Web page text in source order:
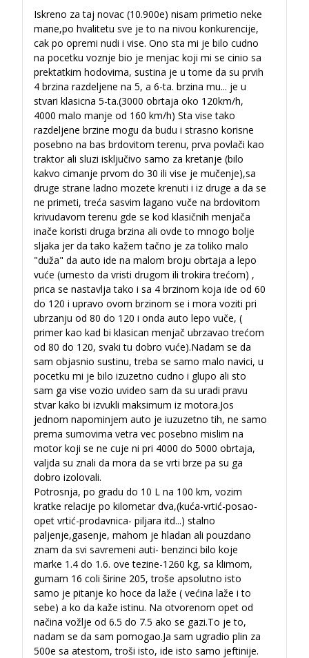
Iskreno za taj novac (10.900e) nisam primetio neke
mane,po hvalitetu sve je to na nivou konkurencije,
cak po opremi nudi i vise. Ono sta mi je bilo cudno
na pocetku voznje bio je menjac koji mi se cinio sa
prektatkim hodovima, sustina je u tome da su prvih
4 brzina razdeljene na 5, a 6-ta. brzina mu... je u
stvari klasicna 5-ta.(3000 obrtaja oko 120km/h,
4000 malo manje od 160 km/h) Sta vise tako
razdeljene brzine mogu da budu i strasno korisne
posebno na bas brdovitom terenu, prva povlači kao
traktor ali sluzi isključivo samo za kretanje (bilo
kakvo cimanje prvom do 30 ili vise je mučenje),sa
druge strane ladno mozete krenuti i iz druge a da se
ne primeti, treća sasvim lagano vuče na brdovitom
krivudavom terenu gde se kod klasičnih menjača
inače koristi druga brzina ali ovde to mnogo bolje
sljaka jer da tako kažem tačno je za toliko malo
"duža" da auto ide na malom broju obrtaja a lepo
vuće (umesto da vristi drugom ili trokira trećom) ,
prica se nastavlja tako i sa 4 brzinom koja ide od 60
do 120 i upravo ovom brzinom se i mora voziti pri
ubrzanju od 80 do 120 i onda auto lepo vuče, (
primer kao kad bi klasican menjač ubrzavao trećom
od 80 do 120, svaki tu dobro vuće).Nadam se da
sam objasnio sustinu, treba se samo malo navici, u
pocetku mi je bilo izuzetno cudno i glupo ali sto
sam ga vise vozio uvideo sam da su uradi pravu
stvar kako bi izvukli maksimum iz motora.Jos
jednom napominjem auto je iuzuzetno tih, ne samo
prema sumovima vetra vec posebno mislim na
motor koji se ne cuje ni pri 4000 do 5000 obrtaja,
valjda su znali da mora da se vrti brze pa su ga
dobro izolovali.
Potrosnja, po gradu do 10 L na 100 km, vozim
kratke relacije po kilometar dva,(kuća-vrtić-posao-
opet vrtić-prodavnica- piljara itd...) stalno
paljenje,gasenje, mahom je hladan ali pouzdano
znam da svi savremeni auti- benzinci bilo koje
marke 1.4 do 1.6. ove tezine-1260 kg, sa klimom,
gumam 16 coli širine 205, troše apsolutno isto
samo je pitanje ko hoce da laže ( većina laže i to
sebe) a ko da kaže istinu. Na otvorenom opet od
načina vožlje od 6.5 do 7.5 ako se gazi.To je to,
nadam se da sam pomogao.Ja sam ugradio plin za
500e sa atestom, troši isto, ide isto samo jeftinije.